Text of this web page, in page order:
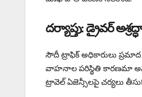
దర్యాప్తు: డ్రైవర్
సౌదీ ట్రాఫిక్ అధికారులు ప్రమాద
వాహనాల పరిస్థితి కారణమా అని
ట్రావెల్ ఏజెన్సీలపై చర్యలు